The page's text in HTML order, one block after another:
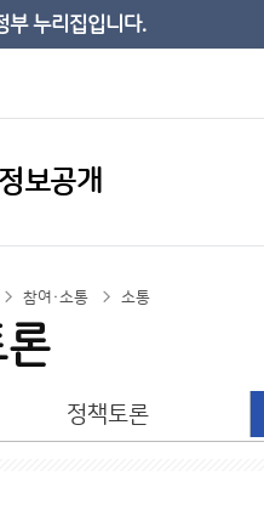
부 누리집입니다.
정보공개
참여·소통 소통
정책토론